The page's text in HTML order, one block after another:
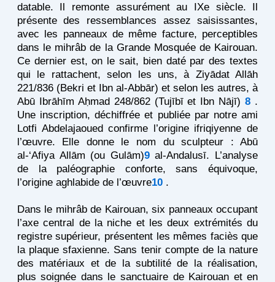
datable. Il remonte assurément au IXe siècle. Il
présente des ressemblances assez saisissantes,
avec les panneaux de même facture, perceptibles
dans le mihrâb de la Grande Mosquée de Kairouan.
Ce dernier est, on le sait, bien daté par des textes
qui le rattachent, selon les uns, à Ziyādat Allāh
221/836 (Bekri et Ibn al-Abbār) et selon les autres, à
Abū Ibrāhīm Aḥmad 248/862 (Tujībī et Ibn Nājī) 8 .
Une inscription, déchiffrée et publiée par notre ami
Lotfi Abdelajaoued confirme l’origine ifriqiyenne de
l’œuvre. Elle donne le nom du sculpteur : Abū
al-‘Afiya Allām (ou Gulām)9al-Andalusī. L’analyse
de la paléographie conforte, sans équivoque,
l’origine aghlabide de l’œuvre10.
Dans le mihrâb de Kairouan, six panneaux occupant
l’axe central de la niche et les deux extrémités du
registre supérieur, présentent les mêmes faciès que
la plaque sfaxienne. Sans tenir compte de la nature
des matériaux et de la subtilité de la réalisation,
plus soignée dans le sanctuaire de Kairouan et en